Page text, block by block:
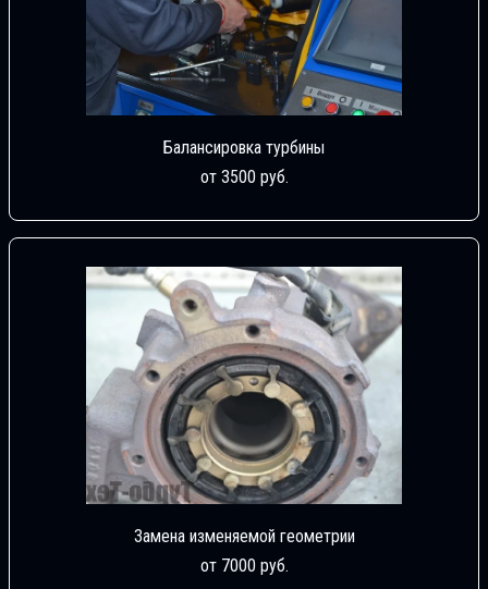
Балансировка турбины
от 3500 руб.
Замена изменяемой геометрии
от 7000 руб.